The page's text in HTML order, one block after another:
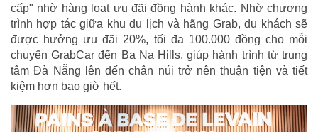
cấp" nhờ hàng loạt ưu đãi đồng hành khác. Nhờ chương
trình hợp tác giữa khu du lịch và hãng Grab, du khách sẽ
được hưởng ưu đãi 20%, tối đa 100.000 đồng cho mỗi
chuyến GrabCar đến Ba Na Hills, giúp hành trình từ trung
tâm Đà Nẵng lên đến chân núi trở nên thuận tiện và tiết
kiệm hơn bao giờ hết.